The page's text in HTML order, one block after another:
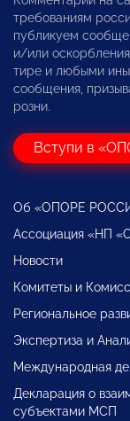
требованиям
публикуем
и/или
тире и любыми
сообщения,
розни.
Вступи в
Об «ОПОРЕ
Ассоциация «НП
Новости
Комитеты и
Региональное
Экспертиза и
Международная
Декларация о
субъектами МСП